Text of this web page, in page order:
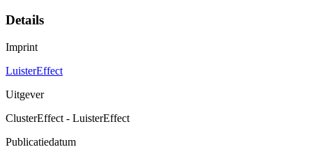
Details
Imprint
LuisterEffect
Uitgever
ClusterEffect - LuisterEffect
Publicatiedatum